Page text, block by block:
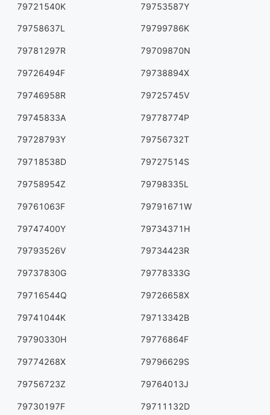
79721540K 79753587Y
79758637L 79799786K
79781297R 79709870N
79726494F 79738894X
79746958R 79725745V
79745833A 79778774P
79728793Y 79756732T
79718538D 79727514S
79758954Z 79798335L
79761063F 79791671W
79747400Y 79734371H
79793526V 79734423R
79737830G 79778333G
79716544Q 79726658X
79741044K 79713342B
79790330H 79776864F
79774268X 79796629S
79756723Z 79764013J
79730197F 79711132D